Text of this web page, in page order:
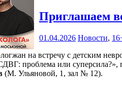
Приглашаем
01.04.2026 Новости,
проблема или суперсила?»,
(М. Ульяновой, 1, зал № 12).